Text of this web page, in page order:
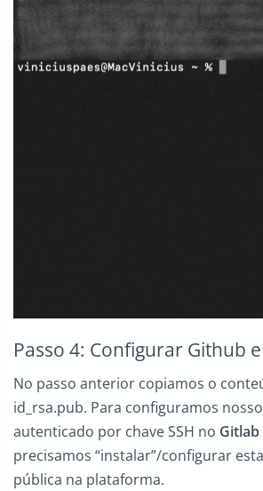
Passo 4: Configurar Github
No passo anterior copiamos o
id_rsa.pub. Para configuramos
autenticado por chave SSH no Gitlab
precisamos “instalar”/configurar
pública na plataforma.